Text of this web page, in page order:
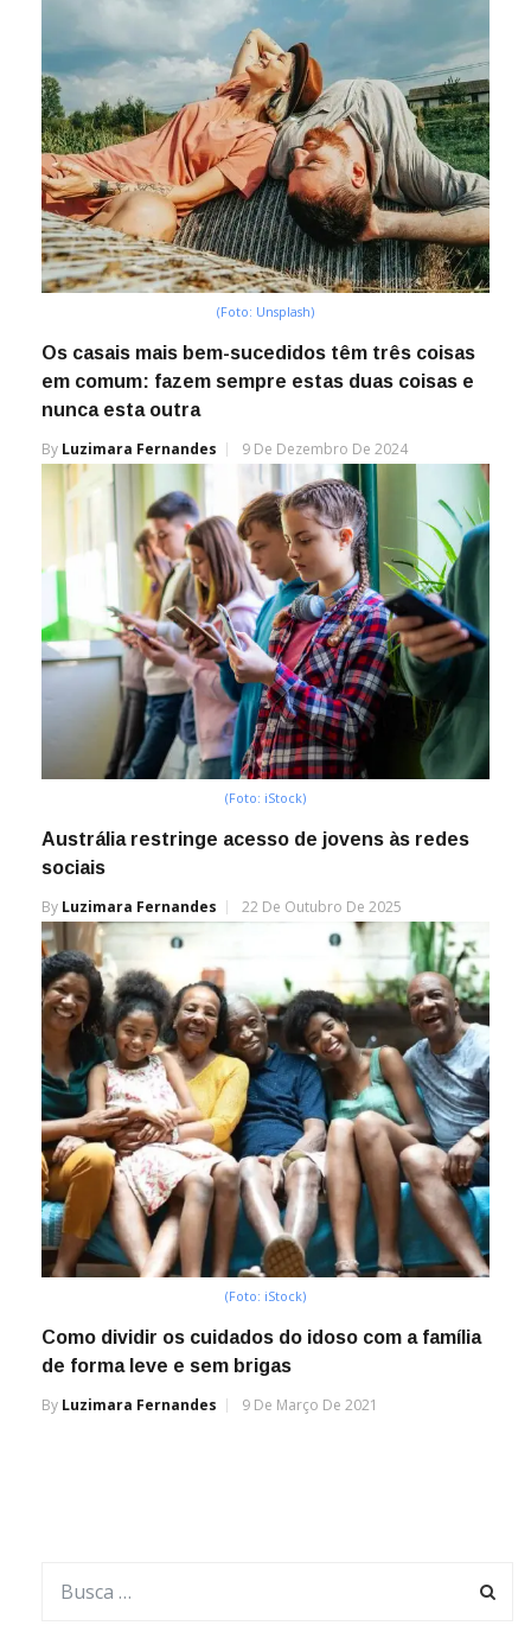
(Foto: Unsplash)
Os casais mais bem-sucedidos têm três coisas
em comum: fazem sempre estas duas coisas e
nunca esta outra
By Luzimara Fernandes 9 De Dezembro De 2024
(Foto: iStock)
Austrália restringe acesso de jovens às redes
sociais
By Luzimara Fernandes 22 De Outubro De 2025
(Foto: iStock)
Como dividir os cuidados do idoso com a família
de forma leve e sem brigas
By Luzimara Fernandes 9 De Março De 2021